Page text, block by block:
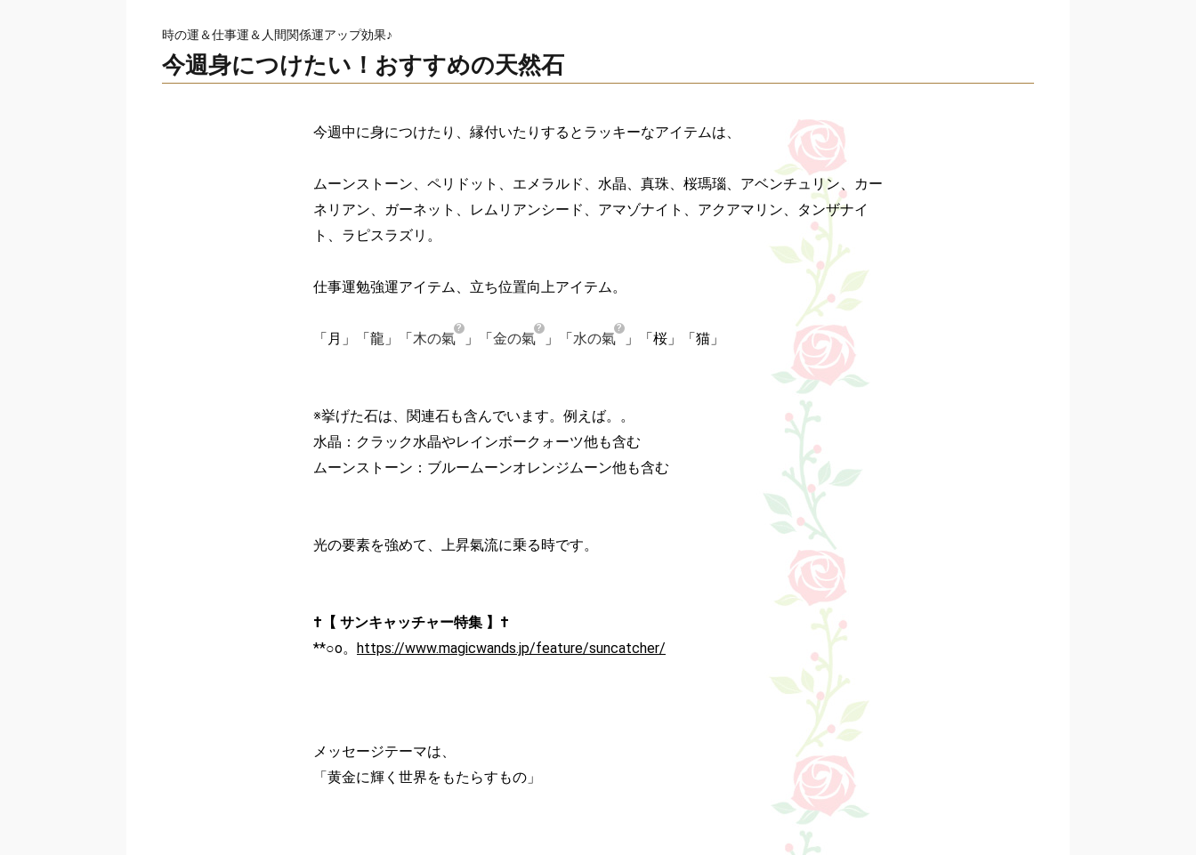
時の運＆仕事運＆人間関係運アップ効果♪
今週身につけたい！おすすめの天然石
今週中に身につけたり、縁付いたりするとラッキーなアイテムは、
ムーンストーン、ペリドット、エメラルド、水晶、真珠、桜瑪瑙、アベンチュリン、カー
ネリアン、ガーネット、レムリアンシード、アマゾナイト、アクアマリン、タンザナイ
ト、ラピスラズリ。
仕事運勉強運アイテム、立ち位置向上アイテム。
「月」「龍」「木の氣 」「金の氣 」「水の氣 」「桜」「猫」
※挙げた石は、関連石も含んでいます。例えば。。
水晶：クラック水晶やレインボークォーツ他も含む
ムーンストーン：ブルームーンオレンジムーン他も含む
光の要素を強めて、上昇氣流に乗る時です。
†【 サンキャッチャー特集 】†
**○o。 https://www.magicwands.jp/feature/suncatcher/
メッセージテーマは、
「黄金に輝く世界をもたらすもの」